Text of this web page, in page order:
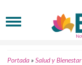
Portada »Salud y Bienestar